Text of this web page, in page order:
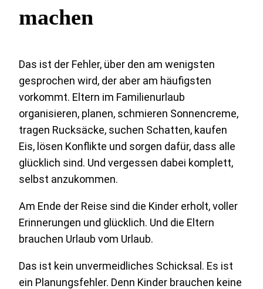
machen
Das ist der Fehler, über den am wenigsten
gesprochen wird, der aber am häufigsten
vorkommt. Eltern im Familienurlaub
organisieren, planen, schmieren Sonnencreme,
tragen Rucksäcke, suchen Schatten, kaufen
Eis, lösen Konflikte und sorgen dafür, dass alle
glücklich sind. Und vergessen dabei komplett,
selbst anzukommen.
Am Ende der Reise sind die Kinder erholt, voller
Erinnerungen und glücklich. Und die Eltern
brauchen Urlaub vom Urlaub.
Das ist kein unvermeidliches Schicksal. Es ist
ein Planungsfehler. Denn Kinder brauchen keine